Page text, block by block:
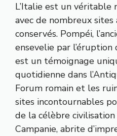
L’Italie est un véritable
avec de nombreux
conservés. Pompéi,
ensevelie par l’éruption
est un témoignage
quotidienne dans
Forum romain et les
sites incontournables
de la célèbre
Campanie, abrite